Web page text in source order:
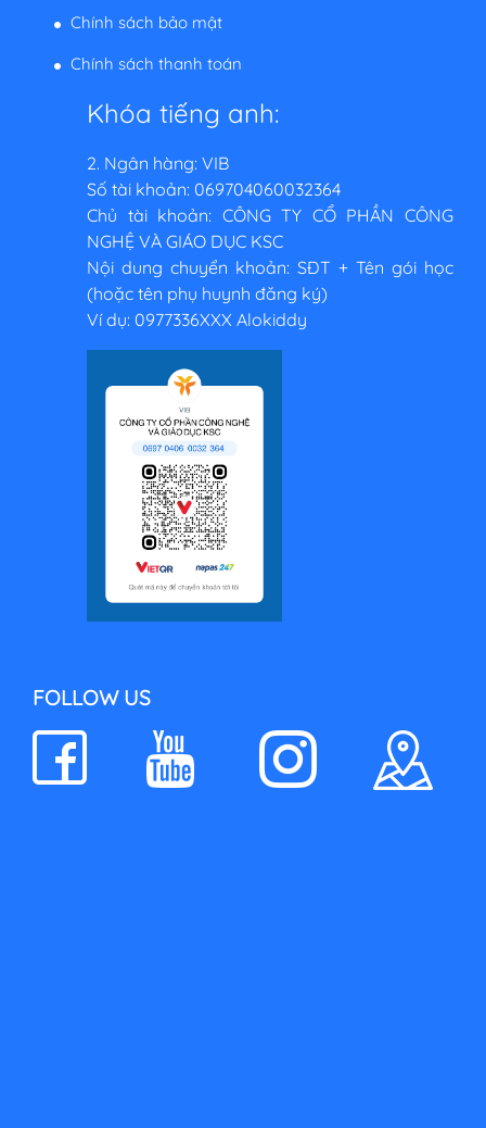
Chính sách bảo mật
Chính sách thanh toán
Khóa tiếng anh:
2. Ngân hàng: VIB
Số tài khoản: 069704060032364
Chủ tài khoản: CÔNG TY CỔ PHẦN CÔNG
NGHỆ VÀ GIÁO DỤC KSC
Nội dung chuyển khoản: SĐT + Tên gói học
(hoặc tên phụ huynh đăng ký)
Ví dụ: 0977336XXX Alokiddy
FOLLOW US